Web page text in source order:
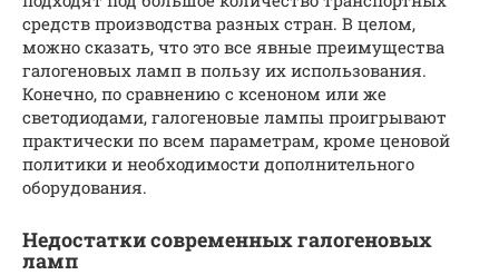
средств производства разных стран. В целом,
можно сказать, что это все явные преимущества
галогеновых ламп в пользу их использования.
Конечно, по сравнению с ксеноном или же
светодиодами, галогеновые лампы проигрывают
практически по всем параметрам, кроме ценовой
политики и необходимости дополнительного
оборудования.
Недостатки современных галогеновых
ламп